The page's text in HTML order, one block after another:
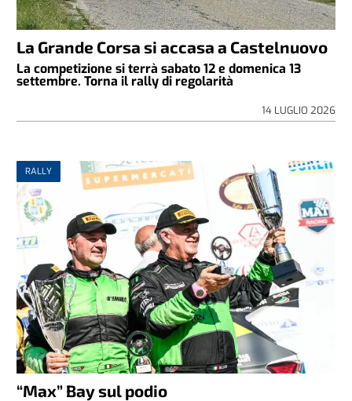
La Grande Corsa si accasa a Castelnuovo
La competizione si terrà sabato 12 e domenica 13
settembre. Torna il rally di regolarità
14 LUGLIO 2026
RALLY
“Max” Bay sul podio